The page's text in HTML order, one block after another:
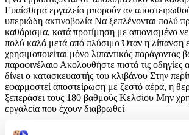
Ευαίσθητα εργαλεία μπορούν αν
υπεριώδη ακτινοβολία Να ξεπλένονται πολύ
καθάρισμα, κατά προτίμηση με απιονισμένο
πολύ καλά μετά από πλύσιμο Όταν η λίπανση
χρησιμοποιείται μόνο λιπαντικός παράγοντας
παραφινέλαιο Ακολουθήστε πιστά τις οδηγίες
δίνει ο κατασκευαστής του κλιβάνου Στην
εφαρμοστεί αποστείρωση με ζεστό αέρα, η
ξεπεράσει τους 180 βαθμούς Κελσίου Μην
εργαλεία που έχουν διαβρωθεί